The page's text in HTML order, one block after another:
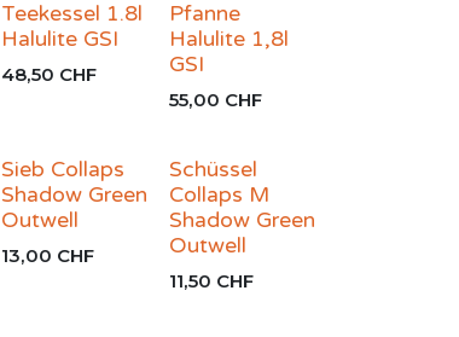
Teekessel 1.8l
Halulite GSI
48,50 CHF
Pfanne
Halulite 1,8l
GSI
55,00 CHF
Sieb Collaps
Shadow Green
Outwell
13,00 CHF
Schüssel
Collaps M
Shadow Green
Outwell
11,50 CHF